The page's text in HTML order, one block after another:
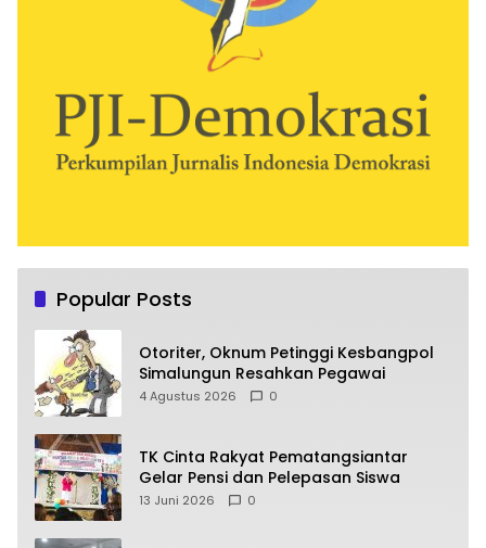
Popular Posts
Otoriter, Oknum Petinggi Kesbangpol
Simalungun Resahkan Pegawai
4 Agustus 2026 0
TK Cinta Rakyat Pematangsiantar
Gelar Pensi dan Pelepasan Siswa
13 Juni 2026 0